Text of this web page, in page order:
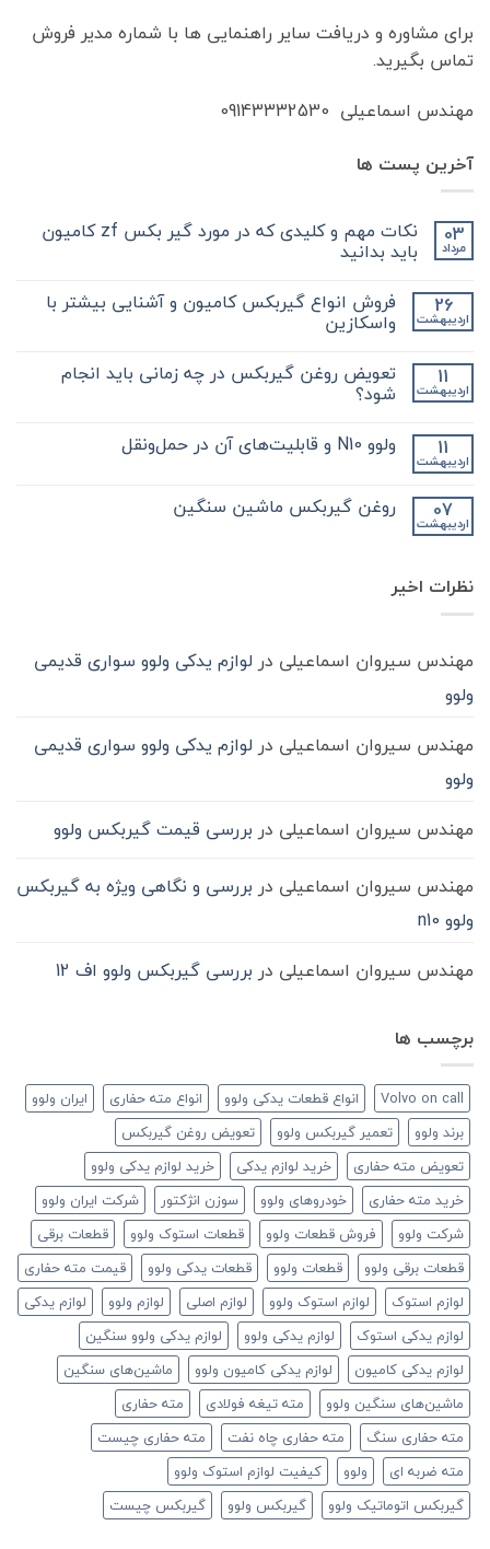
برای مشاوره و دریافت سایر راهنمایی ها با شماره مدیر فروش
تماس بگیرید.
مهندس اسماعیلی 09143332530
آخرین پست ها
03
مرداد
نکات مهم و کلیدی که در مورد گیر بکس zf کامیون
باید بدانید
دیدگاهی
نکات
مهم
کلیدی
در
مورد
بکس
کامیون
باید
نشده 26
اردیبهشت
فروش انواع گیربکس کامیون و آشنایی بیشتر با
واسکازین
برای
فروش
انواع
و
آشنایی
واسکازین
ثبت
نشده 11
اردیبهشت
تعویض روغن گیربکس در چه زمانی باید انجام
شود؟
برای
تعویض
در
چه
ثبت
نشده 11
اردیبهشت
ولوو N10 و قابلیت‌های آن در حمل‌ونقل
ولوو
N10
حمل‌ونقل
ثبت
نشده 07
اردیبهشت
روغن گیربکس ماشین سنگین
گیربکس
ماشیننظرات اخیر
مهندس سیروان اسماعیلی در لوازم یدکی ولوو سواری قدیمی
ولوو
مهندس سیروان اسماعیلی در لوازم یدکی ولوو سواری قدیمی
ولوو
مهندس سیروان اسماعیلی در بررسی قیمت گیربکس ولوو
مهندس سیروان اسماعیلی در بررسی و نگاهی ویژه به گیربکس
ولوو n10
مهندس سیروان اسماعیلی در بررسی گیربکس ولوو اف 12
برچسب ها
Volvo on call انواع قطعات یدکی ولوو انواع مته حفاری
ایران ولوو
برند ولوو
تعمیر گیربکس ولوو
تعویض روغن گیربکس
تعویض مته حفاری
خرید لوازم یدکی
خرید لوازم یدکی ولوو
خرید مته حفاری
خودروهای ولوو سوزن انژکتور
شرکت ایران ولوو
شرکت ولوو
فروش قطعات ولوو قطعات استوک ولوو
قطعات برقی
قطعات برقی ولوو
قطعات ولوو قطعات یدکی ولوو
قیمت مته حفاری
لوازم استوک
لوازم استوک ولوو لوازم اصلی لوازم ولوو
لوازم یدکی
لوازم یدکی استوک
لوازم یدکی ولوو
لوازم یدکی ولوو سنگین
لوازم یدکی کامیون
لوازم یدکی کامیون ولوو
ماشین‌های سنگین
ماشین‌های سنگین ولوو
مته تیغه فولادی
مته حفاری
مته حفاری سنگ
مته حفاری چاه نفت
مته حفاری چیست
مته ضربه ای
ولوو
کیفیت لوازم استوک ولوو
گیربکس اتوماتیک ولوو
گیربکس ولوو گیربکس چیست